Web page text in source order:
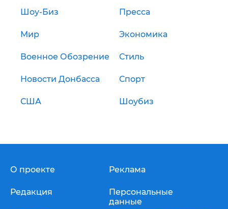
Шоу-Биз Пресса
Мир Экономика
Военное Обозрение Стиль
Новости Донбасса Спорт
США Шоубиз
О проекте
Редакция
Реклама
Персональные
данные